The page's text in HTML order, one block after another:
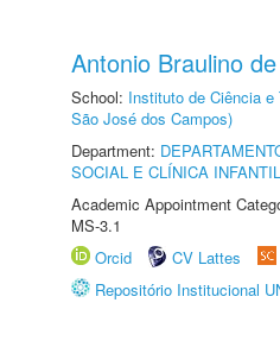
Antonio Braulino
School: Instituto de Ciência e
São José dos Campos)
Department:
SOCIAL E CLÍNICA INFANTIL
Academic Appointment
MS-3.1
Orcid
CV Lattes
Repositório Institucional